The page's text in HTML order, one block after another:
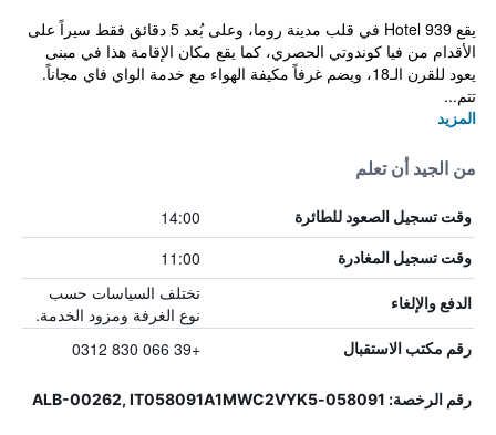
يقع 939 Hotel في قلب مدينة روما، وعلى بُعد 5 دقائق فقط سيراً على
الأقدام من فيا كوندوتي الحصري، كما يقع مكان الإقامة هذا في مبنى
يعود للقرن الـ18، ويضم غرفاً مكيفة الهواء مع خدمة الواي فاي مجاناً.
تتم...
المزيد
من الجيد أن تعلم
وقت تسجيل الصعود للطائرة 14:00
وقت تسجيل المغادرة 11:00
الدفع والإلغاء
تختلف السياسات حسب
نوع الغرفة ومزود الخدمة.
رقم مكتب الاستقبال +39 066 830 0312
رقم الرخصة: 058091-ALB-00262, IT058091A1MWC2VYK5